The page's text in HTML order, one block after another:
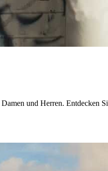
und Herren. Entdecken